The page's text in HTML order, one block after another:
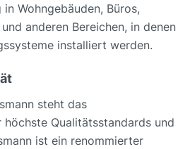
Wohngebäuden, Büros,
anderen Bereichen, in denen
installiert werden.
steht das
Qualitätsstandards und
ist ein renommierter